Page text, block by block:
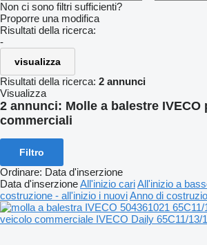
Non ci sono filtri sufficienti?
Proporre una modifica
Risultati della ricerca:
-
visualizza
Risultati della ricerca: 2 annunci
Visualizza
2 annunci: Molle a balestre IVECO
commerciali
Filtro
Ordinare: Data d'inserzione
Data d'inserzioneAll'inizio cariAll'inizio a
costruzione - all'inizio i nuoviAnno di